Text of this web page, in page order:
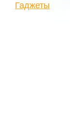
Гаджеты